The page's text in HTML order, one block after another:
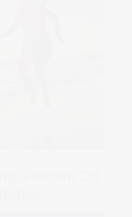
Vitamin D3